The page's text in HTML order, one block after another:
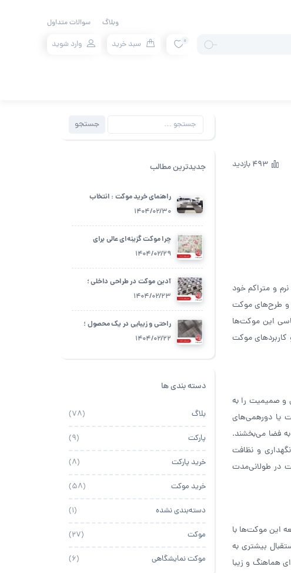
وبلاگ سوالات متداول
0 سبد خرید وارد شوید
493 بازدید
و متراکم خود
و طرح‌های موکت
این موکت‌ها
کاربردهای موکت
و صمیمیت را به
یا دورهمی‌های
فضا می‌بخشند.
و نظافت
در طولانی‌مدت
این موکت‌ها با
بیشتری به
هماهنگ و زیبا
جستجو
جستجو
جدیدترین مطالب
راهنمای خرید موکت : انتخاب
بهترین گزینه برای فضای زندگی شما
1404/02/30
چرا موکت گزینه‌ای عالی برای
اتاق‌های کودک است؟
1404/02/29
آدین موکت در طراحی داخلی ؛
چگونه از آن استفاده کنیم؟
1404/02/23
راحتی و زیبایی در یک محصول ؛
آدین موکت
1404/02/22
دسته بندی ها
بلاگ (78)
پارکت (9)
خرید پارکت (8)
خرید موکت (58)
دسته‌بندی نشده (1)
موکت (27)
موکت نمایشگاهی (6)